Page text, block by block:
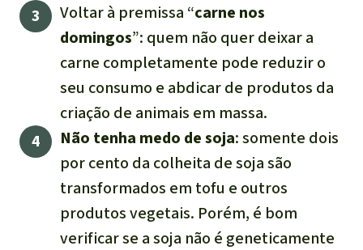
Voltar à premissa “carne nos
domingos”: quem não quer deixar a
carne completamente pode reduzir o
seu consumo e abdicar de produtos da
criação de animais em massa.
Não tenha medo de soja: somente dois
por cento da colheita de soja são
transformados em tofu e outros
produtos vegetais. Porém, é bom
verificar se a soja não é geneticamente